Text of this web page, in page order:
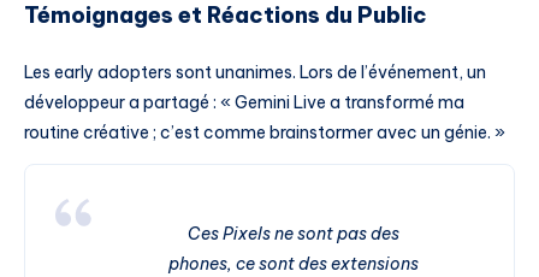
Témoignages et Réactions du Public
Les early adopters sont unanimes. Lors de l’événement, un
développeur a partagé : « Gemini Live a transformé ma
routine créative ; c’est comme brainstormer avec un génie. »
Ces Pixels ne sont pas des
phones, ce sont des extensions